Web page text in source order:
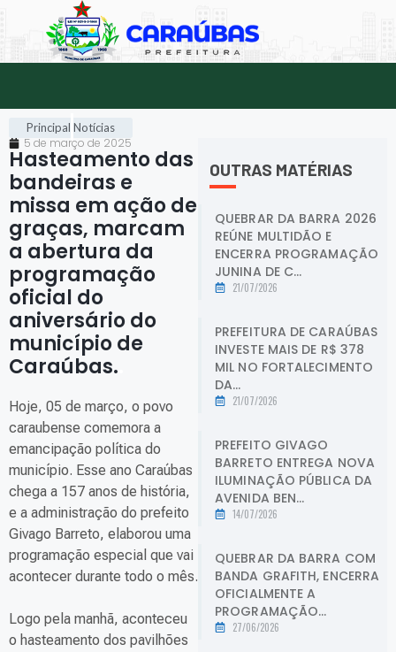
Principal Notícias
5 de março de 2025
Hasteamento das
bandeiras e
missa em ação de
graças, marcam
a abertura da
programação
oficial do
aniversário do
município de
Caraúbas.
Hoje, 05 de março, o povo
caraubense comemora a
emancipação política do
município. Esse ano Caraúbas
chega a 157 anos de história,
e a administração do prefeito
Givago Barreto, elaborou uma
programação especial que vai
acontecer durante todo o mês.
Logo pela manhã, aconteceu
o hasteamento dos pavilhões
OUTRAS MATÉRIAS
QUEBRAR DA BARRA 2026
REÚNE MULTIDÃO E
ENCERRA PROGRAMAÇÃO
JUNINA DE C...
21/07/2026
PREFEITURA DE CARAÚBAS
INVESTE MAIS DE R$ 378
MIL NO FORTALECIMENTO
DA...
21/07/2026
PREFEITO GIVAGO
BARRETO ENTREGA NOVA
ILUMINAÇÃO PÚBLICA DA
AVENIDA BEN...
14/07/2026
QUEBRAR DA BARRA COM
BANDA GRAFITH, ENCERRA
OFICIALMENTE A
PROGRAMAÇÃO...
27/06/2026